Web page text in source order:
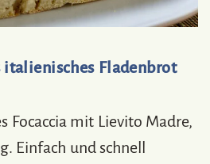
italienisches Fladenbrot
Focaccia mit Lievito Madre,
Einfach und schnell